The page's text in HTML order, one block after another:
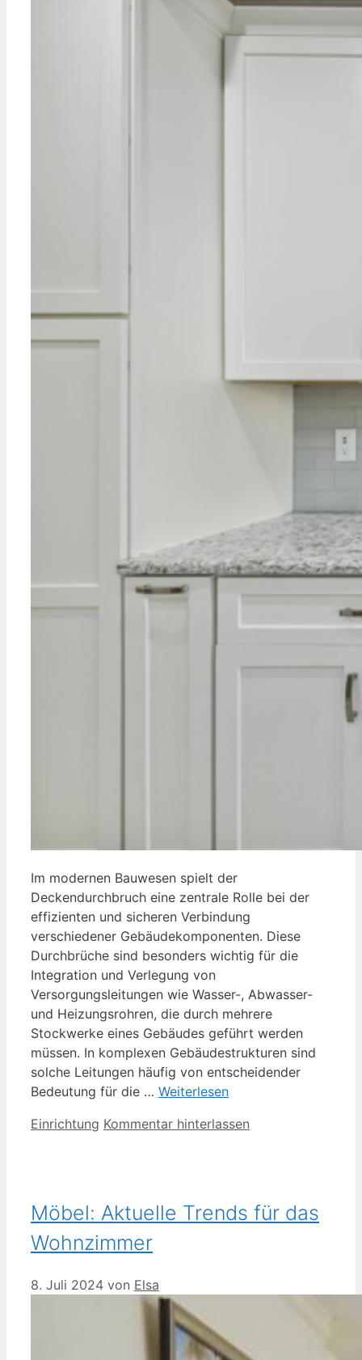
Im modernen Bauwesen spielt der
Deckendurchbruch eine zentrale Rolle bei der
effizienten und sicheren Verbindung
verschiedener Gebäudekomponenten. Diese
Durchbrüche sind besonders wichtig für die
Integration und Verlegung von
Versorgungsleitungen wie Wasser-, Abwasser-
und Heizungsrohren, die durch mehrere
Stockwerke eines Gebäudes geführt werden
müssen. In komplexen Gebäudestrukturen sind
solche Leitungen häufig von entscheidender
Bedeutung für die … Weiterlesen
Kategorien
Einrichtung Kommentar hinterlassen
Möbel: Aktuelle Trends für das
Wohnzimmer
8. Juli 2024 von Elsa